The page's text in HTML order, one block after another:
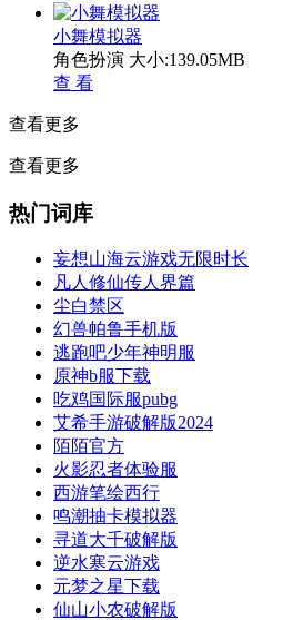
小舞模拟器
角色扮演 大小:139.05MB
查 看
查看更多
查看更多
热门词库
妄想山海云游戏无限时长
凡人修仙传人界篇
尘白禁区
幻兽帕鲁手机版
逃跑吧少年神明服
原神b服下载
吃鸡国际服pubg
艾希手游破解版2024
陌陌官方
火影忍者体验服
西游笔绘西行
鸣潮抽卡模拟器
寻道大千破解版
逆水寒云游戏
元梦之星下载
仙山小农破解版